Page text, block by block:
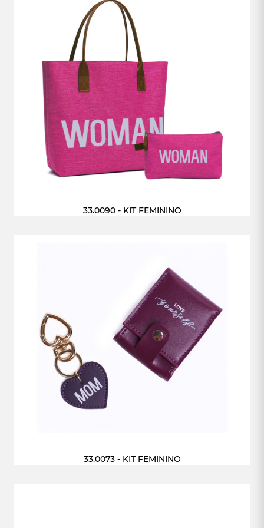
33.0090 - KIT FEMININO
33.0073 - KIT FEMININO